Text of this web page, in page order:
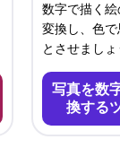
数字で描く
変換し、色
とさせましょ
写真を数
換する